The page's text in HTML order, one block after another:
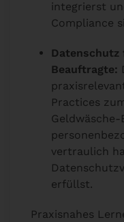
integrierst
Compliance
Datenschutz
Beauftragte:
Practices
vertraulich
erfüllst.
Praxisnahes